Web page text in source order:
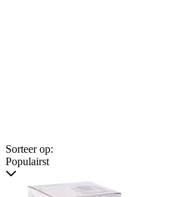
Sorteer op:
Populairst